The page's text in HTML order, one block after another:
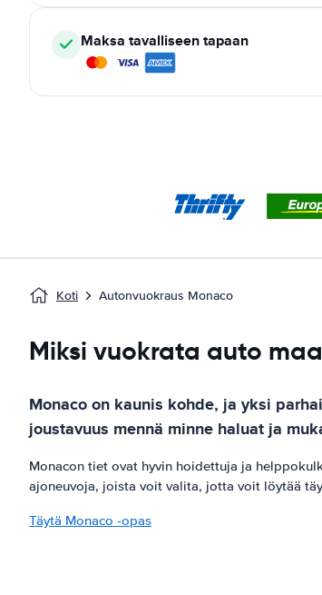
Maksa tavalliseen tapaan
Koti Autonvuokraus Monaco
Miksi vuokrata auto
Monaco on kaunis kohde, ja yksi
joustavuus mennä minne haluat ja
Monacon tiet ovat hyvin hoidettuja ja
ajoneuvoja, joista voit valita, jotta voit löytää
Täytä Monaco -opas